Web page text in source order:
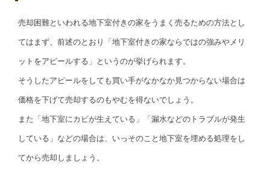
売却困難といわれる地下室付きの家をうまく売るための方法とし
てはまず、前述のとおり「地下室付きの家ならではの強みやメリ
ットをアピールする」というのが挙げられます。
そうしたアピールをしても買い手がなかなか見つからない場合は
価格を下げて売却するのもやむを得ないでしょう。
また「地下室にカビが生えている」「漏水などのトラブルが発生
している」などの場合は、いっそのこと地下室を埋める処理をし
てから売却しましょう。